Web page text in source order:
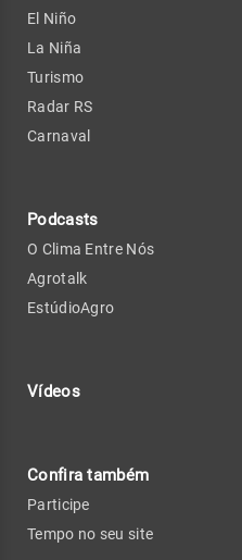
El Niño
La Niña
Turismo
Radar RS
Carnaval
Podcasts
O Clima Entre Nós
Agrotalk
EstúdioAgro
Vídeos
Confira também
Participe
Tempo no seu site